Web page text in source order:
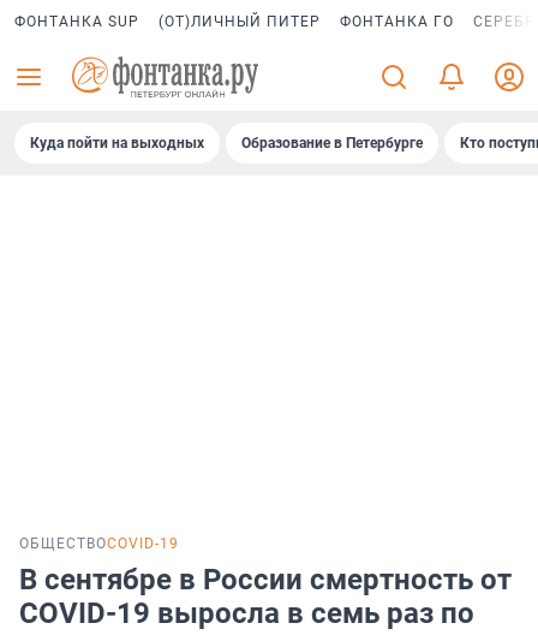
ФОНТАНКА SUP (ОТ)ЛИЧНЫЙ ПИТЕР ФОНТАНКА ГО
Куда пойти на выходных Образование в Петербурге Кто
ОБЩЕСТВОCOVID-19
В сентябре в России смертность от
COVID-19 выросла в семь раз по